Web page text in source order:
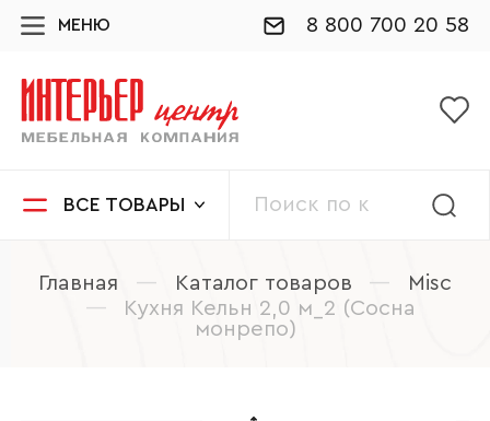
МЕНЮ 8 800 700 20 58
ВСЕ ТОВАРЫ
Главная — Каталог товаров —
Misc
—
Кухня Кельн 2,0 м_2 (Сосна
монрепо)